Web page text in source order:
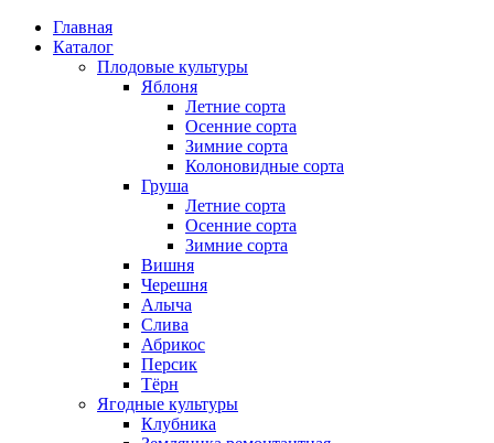
Главная
Каталог
Плодовые культуры
Яблоня
Летние сорта
Осенние сорта
Зимние сорта
Колоновидные сорта
Груша
Летние сорта
Осенние сорта
Зимние сорта
Вишня
Черешня
Алыча
Слива
Абрикос
Персик
Тёрн
Ягодные культуры
Клубника